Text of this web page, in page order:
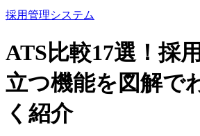
採用管理システム
ATS比較17選！採
立つ機能を図解で
く紹介